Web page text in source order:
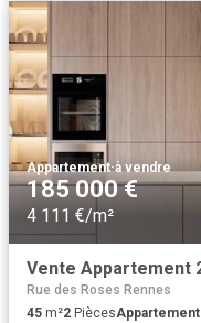
Appartement·à vendre
185 000 €
4 111 €/m²
Rue des Roses Rennes
45 m²2 PiècesAppartement